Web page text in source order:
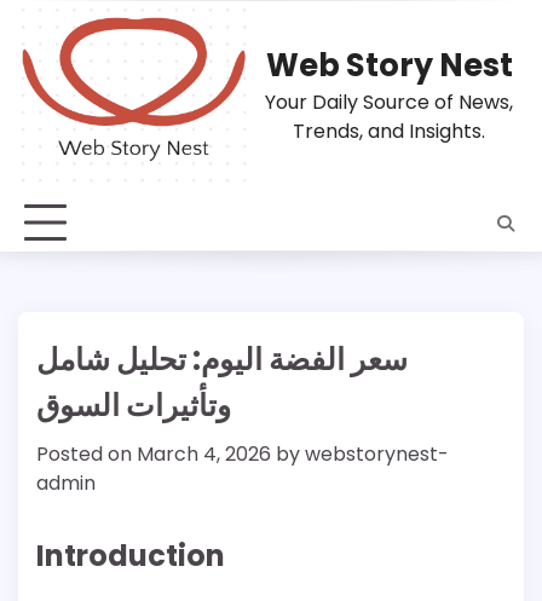
content
Web Story Nest
Your Daily Source of News,
Trends, and Insights.
سعر الفضة اليوم: تحليل شامل
وتأثيرات السوق
Posted on March 4, 2026 bywebstorynest-
admin
Introduction